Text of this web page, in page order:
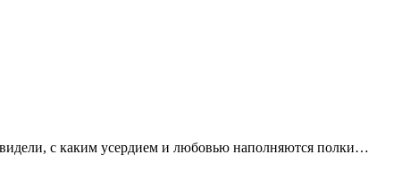
с каким усердием и любовью наполняются полки…